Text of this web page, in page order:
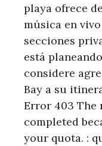
playa ofrece
música en
secciones
está
considere
Bay a su
Error 403 The
completed
your quota. :